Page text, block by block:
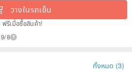
วางในรถเข็น
ฟรีเมื่อซื้อสินค้า!
8
ทั้งหมด (3)